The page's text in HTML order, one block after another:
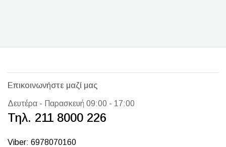
Επικοινωνήστε μαζί μας
Δευτέρα - Παρασκευή 09:00 - 17:00
Τηλ. 211 8000 226
Viber: 6978070160